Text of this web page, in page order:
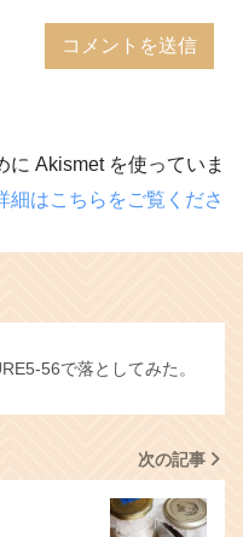
に Akismet を使っていま
細はこちらをご覧くださ
56で落としてみた。
次の記事